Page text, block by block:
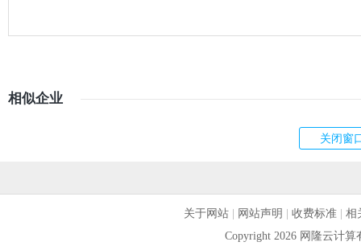
相似企业
关于网站| 网站声明 收费标准| 相
Copyright 2026 网隆云计